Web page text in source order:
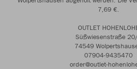
7,69 €.
OUTLET
Süßwiesenstraße
74549
07904-9435470
order@outlet-